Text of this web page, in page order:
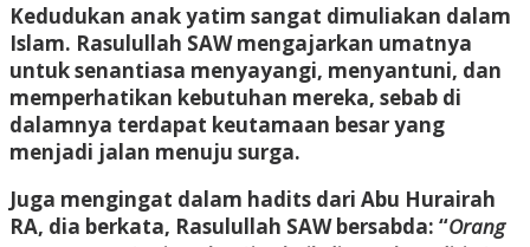
Kedudukan anak yatim sangat dimuliakan dalam
Islam. Rasulullah SAW mengajarkan umatnya
untuk senantiasa menyayangi, menyantuni, dan
memperhatikan kebutuhan mereka, sebab di
dalamnya terdapat keutamaan besar yang
menjadi jalan menuju surga.
Juga mengingat dalam hadits dari Abu Hurairah
RA, dia berkata, Rasulullah SAW bersabda: “Orang